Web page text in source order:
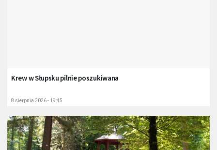
Krew w Słupsku pilnie poszukiwana
8 sierpnia 2026 - 19:45